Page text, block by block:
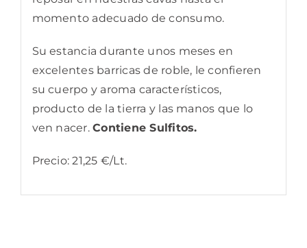
momento adecuado de consumo.
Su estancia durante unos meses en
excelentes barricas de roble, le confieren
su cuerpo y aroma característicos,
producto de la tierra y las manos que lo
ven nacer.Contiene Sulfitos.
Precio: 21,25 €/Lt.